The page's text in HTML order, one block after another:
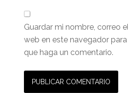
Guardar mi nombre, correo
web en este navegador
que haga un comentario.